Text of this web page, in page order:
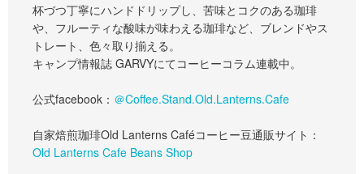
杯づつ丁寧にハンドドリップし、苦味とコクのある珈琲
や、フルーティな酸味が味わえる珈琲など、ブレンドやス
トレート、色々取り揃える。
キャンプ情報誌 GARVYにてコーヒーコラム連載中。
公式facebook： ＠Coffee.Stand.Old.Lanterns.Cafe
自家焙煎珈琲Old Lanterns Caféコーヒー豆通販サイト：
Old Lanterns Cafe Beans Shop